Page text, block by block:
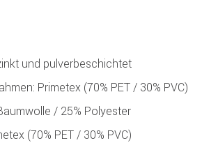
und pulverbeschichtet
Primetex (70% PET / 30% PVC)
/ 25% Polyester
(70% PET / 30% PVC)